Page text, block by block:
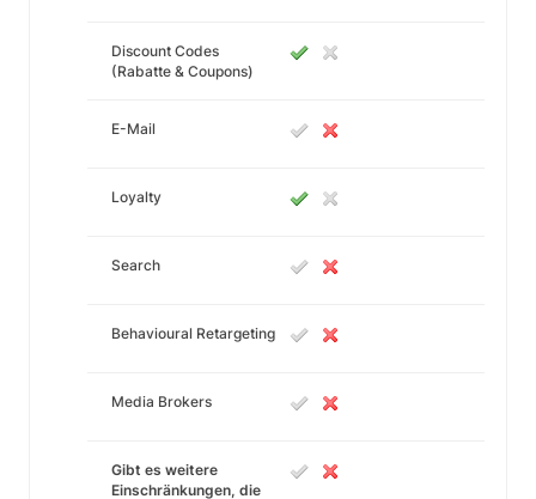
Discount Codes
(Rabatte & Coupons)
E-Mail
Loyalty
Search
Behavioural Retargeting
Media Brokers
Gibt es weitere
Einschränkungen, die